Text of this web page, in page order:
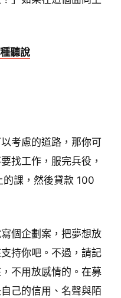
聽說
考慮的道路，那你可
找工作，服完兵役，
課，然後貸款 100
個企劃案，把夢想放
持你吧。不過，請記
不用放感情的。在募
己的信用、名聲與陌